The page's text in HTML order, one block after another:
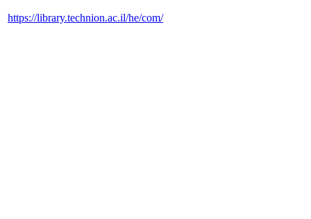
https://library.technion.ac.il/he/com/